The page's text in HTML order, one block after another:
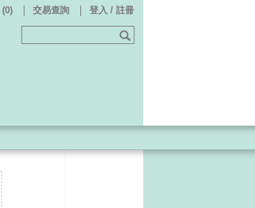
(0) 交易查詢 登入 / 註冊